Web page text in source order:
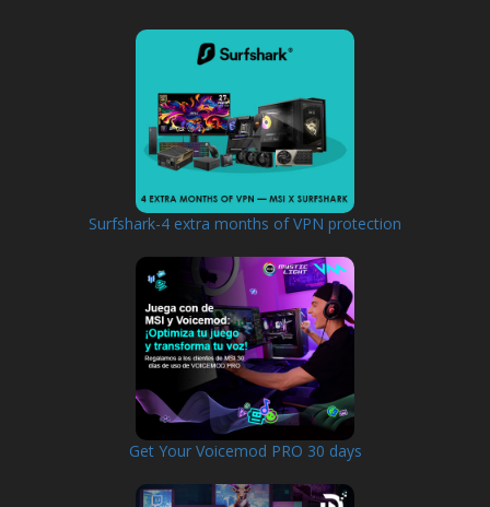
Surfshark-4 extra months of VPN protection
Get Your Voicemod PRO 30 days